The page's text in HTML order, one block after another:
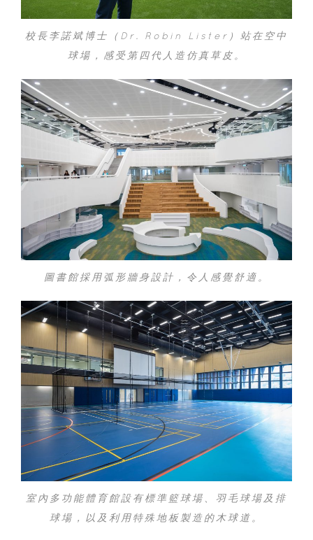
校長李諾斌博士（Dr. Robin Lister）站在空中
球場，感受第四代人造仿真草皮。
圖書館採用弧形牆身設計，令人感覺舒適。
室內多功能體育館設有標準籃球場、羽毛球場及排
球場，以及利用特殊地板製造的木球道。